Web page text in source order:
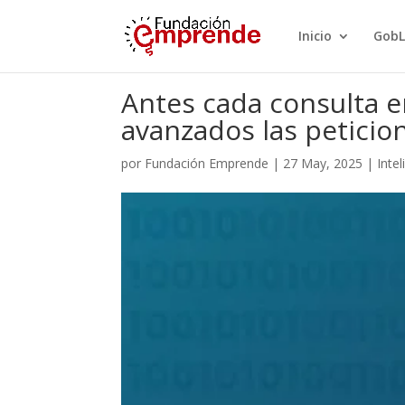
Inicio
Antes cada consulta
avanzados las
por Fundación Emprende | 27 May, 2025 |